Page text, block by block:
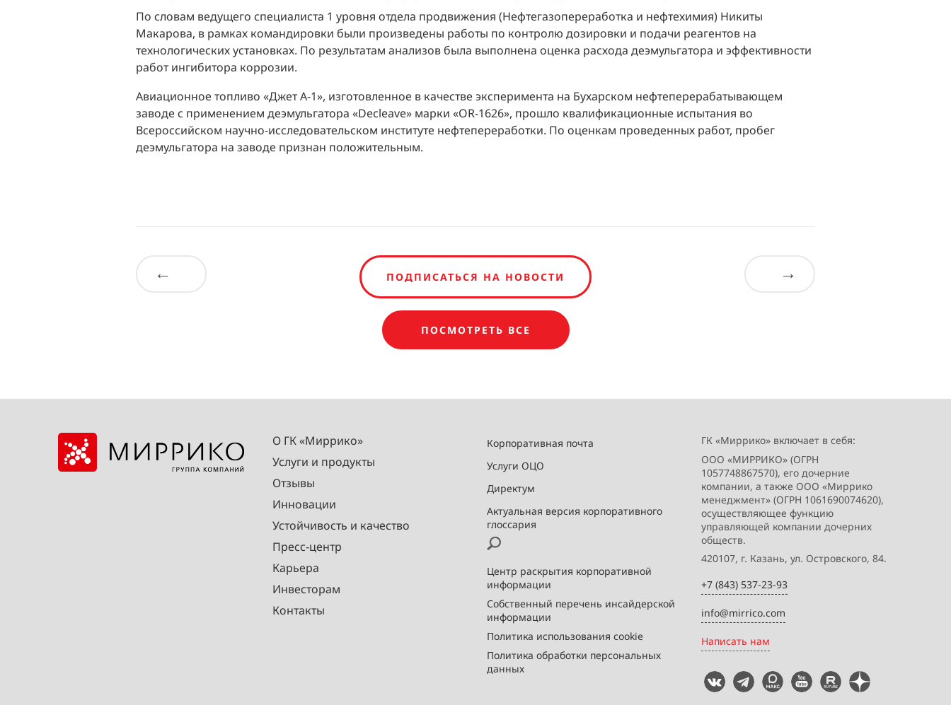
По словам ведущего специалиста 1 уровня отдела продвижения (Нефтегазопереработка и нефтехимия) Никиты
Макарова, в рамках командировки были произведены работы по контролю дозировки и подачи реагентов на
технологических установках. По результатам анализов была выполнена оценка расхода деэмульгатора и эффективности
работ ингибитора коррозии.
Авиационное топливо «Джет А-1», изготовленное в качестве эксперимента на Бухарском нефтеперерабатывающем
заводе с применением деэмульгатора «Decleave» марки «OR-1626», прошло квалификационные испытания во
Всероссийском научно-исследовательском институте нефтепереработки. По оценкам проведенных работ, пробег
деэмульгатора на заводе признан положительным.
← ПОДПИСАТЬСЯ НА НОВОСТИ
ПОСМОТРЕТЬ ВСЕ
→
О ГК «Миррико»
Услуги и продукты
Отзывы
Инновации
Устойчивость и качество
Пресс-центр
Карьера
Инвесторам
Контакты
Корпоративная почта
Услуги ОЦО
Директум
Актуальная версия корпоративного
глоссария
Центр раскрытия корпоративной
информации
Собственный перечень инсайдерской
информации
Политика использования cookie
Политика обработки персональных
данных
ГК «Миррико» включает в себя:
ООО «МИРРИКО» (ОГРН
1057748867570), его дочерние
компании, а также ООО «Миррико
менеджмент» (ОГРН 1061690074620),
осуществляющее функцию
управляющей компании дочерних
обществ.
420107, г. Казань, ул. Островского, 84.
+7 (843) 537-23-93
info@mirrico.com
Написать нам